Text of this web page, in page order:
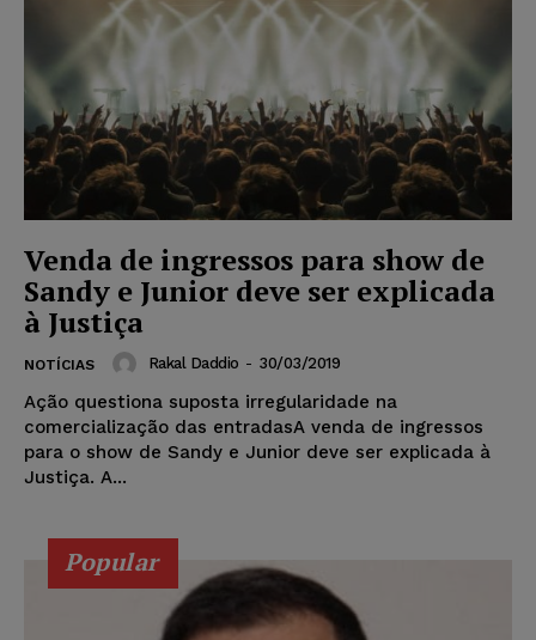
Venda de ingressos para show de
Sandy e Junior deve ser explicada
à Justiça
NOTÍCIAS Rakal Daddio - 30/03/2019
Ação questiona suposta irregularidade na
comercialização das entradasA venda de ingressos
para o show de Sandy e Junior deve ser explicada à
Justiça. A...
Popular